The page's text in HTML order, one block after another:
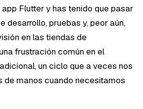
Flutter y has tenido que pasar
desarrollo, pruebas y, peor aún,
en las tiendas de
frustración común en el
un ciclo que a veces nos
de manos cuando necesitamos